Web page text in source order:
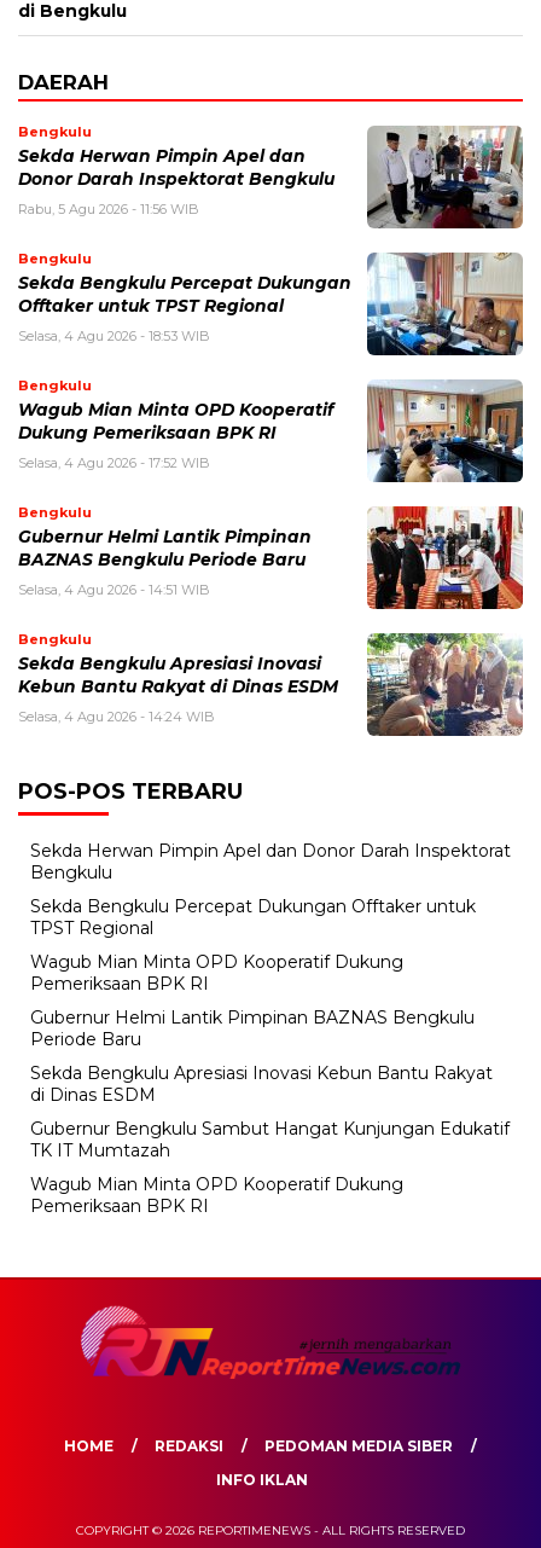
di Bengkulu
DAERAH
Bengkulu
Sekda Herwan Pimpin Apel dan
Donor Darah Inspektorat Bengkulu
Rabu, 5 Agu 2026 - 11:56 WIB
Bengkulu
Sekda Bengkulu Percepat Dukungan
Offtaker untuk TPST Regional
Selasa, 4 Agu 2026 - 18:53 WIB
Bengkulu
Wagub Mian Minta OPD Kooperatif
Dukung Pemeriksaan BPK RI
Selasa, 4 Agu 2026 - 17:52 WIB
Bengkulu
Gubernur Helmi Lantik Pimpinan
BAZNAS Bengkulu Periode Baru
Selasa, 4 Agu 2026 - 14:51 WIB
Bengkulu
Sekda Bengkulu Apresiasi Inovasi
Kebun Bantu Rakyat di Dinas ESDM
Selasa, 4 Agu 2026 - 14:24 WIB
POS-POS TERBARU
Sekda Herwan Pimpin Apel dan Donor Darah Inspektorat
Bengkulu
Sekda Bengkulu Percepat Dukungan Offtaker untuk
TPST Regional
Wagub Mian Minta OPD Kooperatif Dukung
Pemeriksaan BPK RI
Gubernur Helmi Lantik Pimpinan BAZNAS Bengkulu
Periode Baru
Sekda Bengkulu Apresiasi Inovasi Kebun Bantu Rakyat
di Dinas ESDM
Gubernur Bengkulu Sambut Hangat Kunjungan Edukatif
TK IT Mumtazah
Wagub Mian Minta OPD Kooperatif Dukung
Pemeriksaan BPK RI
HOME REDAKSI
PEDOMAN MEDIA SIBER
INFO IKLAN
COPYRIGHT © 2026 REPORTIMENEWS - ALL RIGHTS RESERVED